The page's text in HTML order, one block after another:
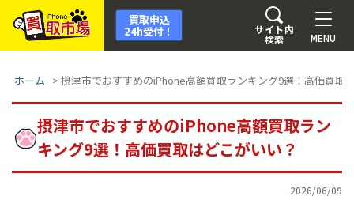
MENU
サイト内
検索
買取申込
24h受付！
ホーム > 摂津市でおすすめのiPhone高額買取ランキング9選！高価買取
摂津市でおすすめのiPhone高額買取ラン
キング9選！高価買取はどこがいい？
2026/06/09